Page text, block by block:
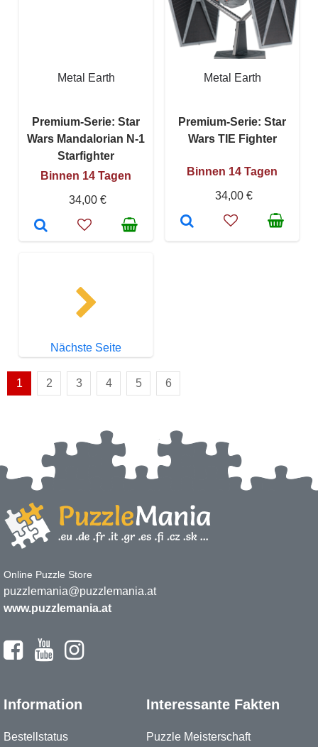
Metal Earth
Premium-Serie: Star
Wars Mandalorian N-1
Starfighter
Binnen 14 Tagen
34,00 €
Metal Earth
Premium-Serie: Star
Wars TIE Fighter
Binnen 14 Tagen
34,00 €
Nächste Seite
1 2 3 4 5 6
Online Puzzle Store
puzzlemania@puzzlemania.at
www.puzzlemania.at
Information
Bestellstatus
Interessante Fakten
Puzzle Meisterschaft